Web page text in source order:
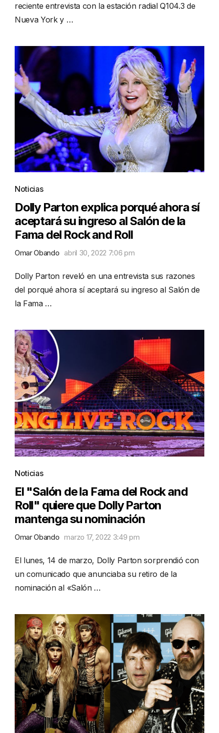
reciente entrevista con la estación radial Q104.3 de
Nueva York y …
Noticias
Dolly Parton explica porqué ahora sí
aceptará su ingreso al Salón de la
Fama del Rock and Roll
Omar Obando abril 30, 2022 7:06 pm
Dolly Parton reveló en una entrevista sus razones
del porqué ahora sí aceptará su ingreso al Salón de
la Fama …
Noticias
El "Salón de la Fama del Rock and
Roll" quiere que Dolly Parton
mantenga su nominación
Omar Obando marzo 17, 2022 3:49 pm
El lunes, 14 de marzo, Dolly Parton sorprendió con
un comunicado que anunciaba su retiro de la
nominación al «Salón …